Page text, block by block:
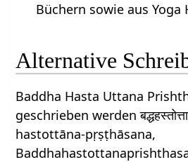
Büchern sowie aus Yoga
Alternative
Baddha Hasta Uttana
geschrieben werden
hastottāna-pṛṣṭhāsana,